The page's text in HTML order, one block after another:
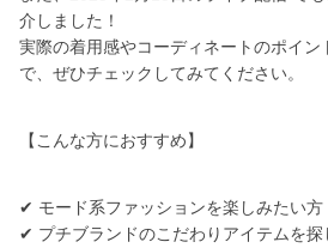
介しました！
実際の着用感やコーディネートのポイン
で、ぜひチェックしてみてください。
【こんな方におすすめ】
✔︎ モード系ファッションを楽しみたい方
✔︎ プチブランドのこだわりアイテムを探